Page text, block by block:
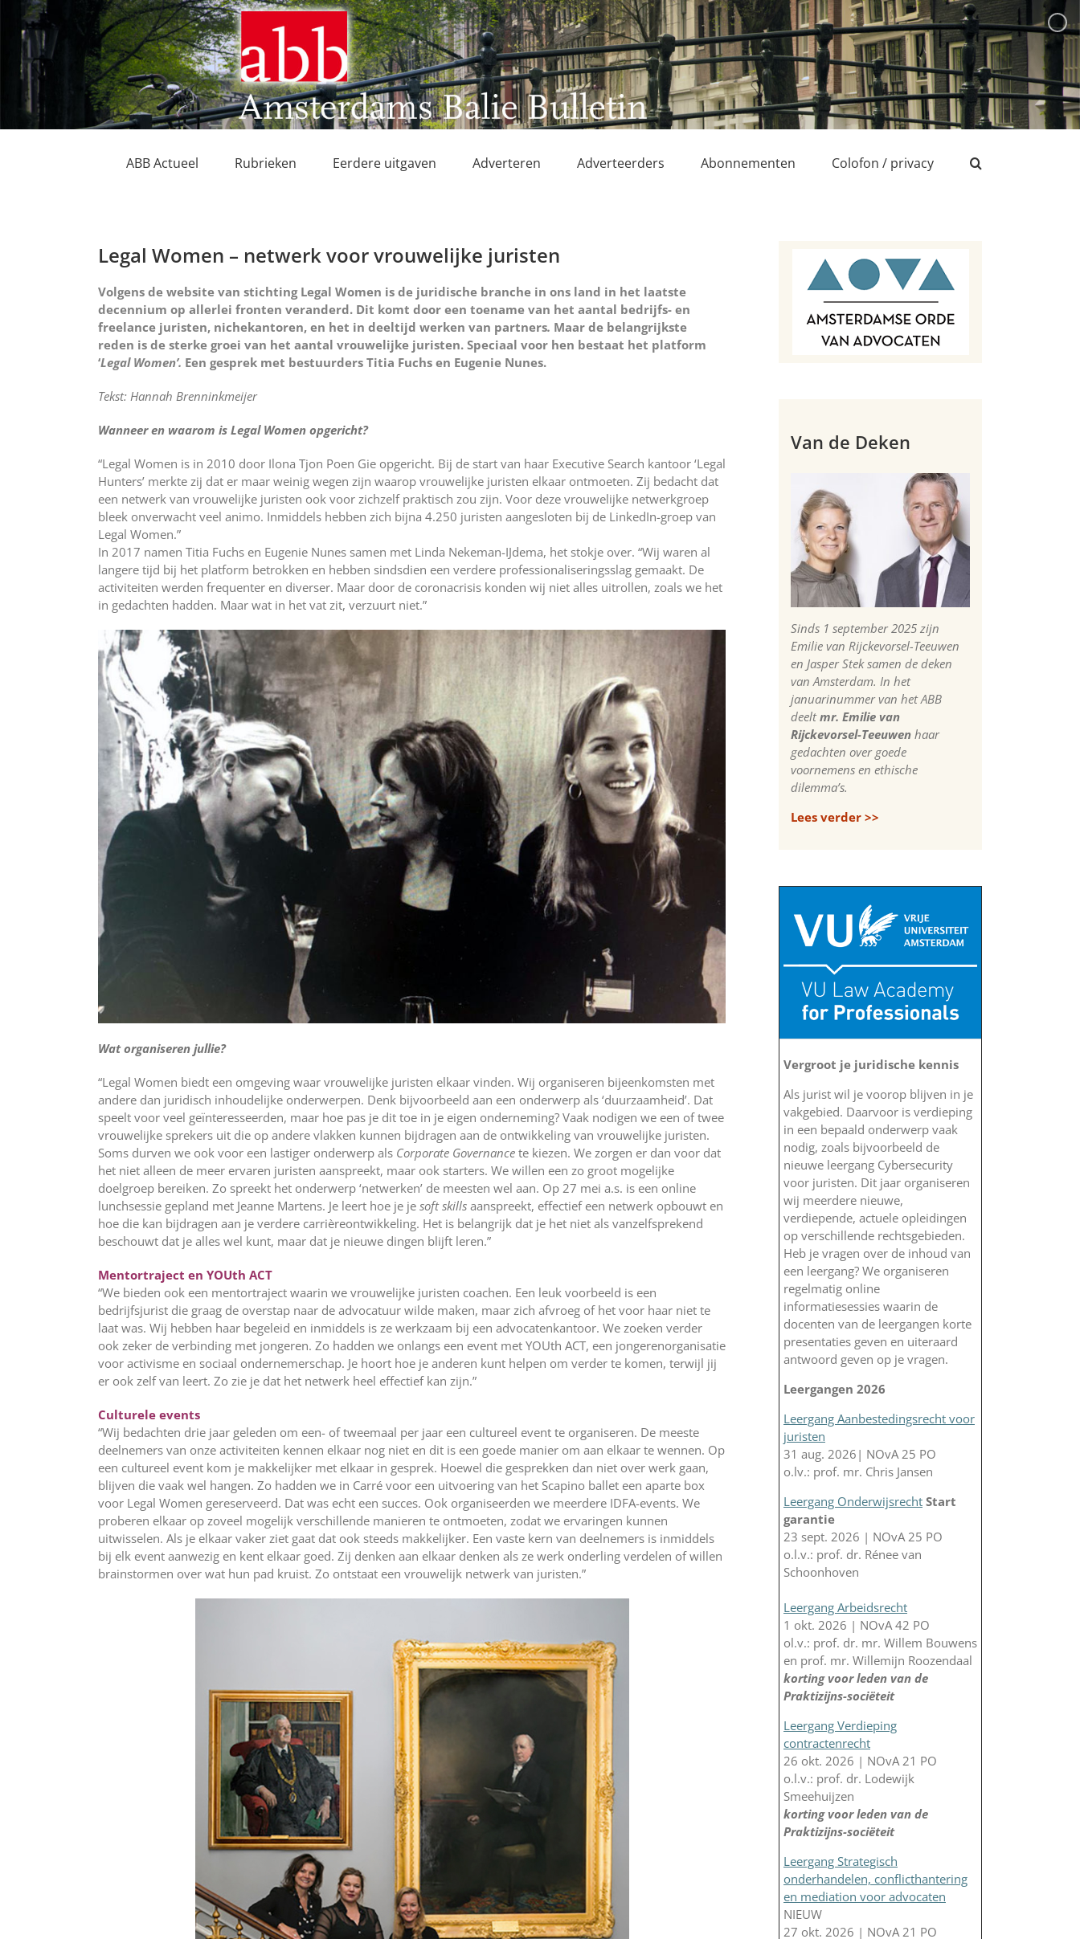
naar
inhoud
ABB Actueel Rubrieken Eerdere uitgaven Adverteren Adverteerders Abonnementen Colofon / privacy
Legal Women – netwerk voor vrouwelijke juristen
Volgens de website van stichting Legal Women is de juridische branche in ons land in het laatste
decennium op allerlei fronten veranderd. Dit komt door een toename van het aantal bedrijfs- en
freelance juristen, nichekantoren, en het in deeltijd werken van partners. Maar de belangrijkste
reden is de sterke groei van het aantal vrouwelijke juristen. Speciaal voor hen bestaat het platform
‘Legal Women’. Een gesprek met bestuurders Titia Fuchs en Eugenie Nunes.
Tekst: Hannah Brenninkmeijer
Wanneer en waarom is Legal Women opgericht?
“Legal Women is in 2010 door Ilona Tjon Poen Gie opgericht. Bij de start van haar Executive Search kantoor ‘Legal
Hunters’ merkte zij dat er maar weinig wegen zijn waarop vrouwelijke juristen elkaar ontmoeten. Zij bedacht dat
een netwerk van vrouwelijke juristen ook voor zichzelf praktisch zou zijn. Voor deze vrouwelijke netwerkgroep
bleek onverwacht veel animo. Inmiddels hebben zich bijna 4.250 juristen aangesloten bij de LinkedIn-groep van
Legal Women.”
In 2017 namen Titia Fuchs en Eugenie Nunes samen met Linda Nekeman-IJdema, het stokje over. “Wij waren al
langere tijd bij het platform betrokken en hebben sindsdien een verdere professionaliseringsslag gemaakt. De
activiteiten werden frequenter en diverser. Maar door de coronacrisis konden wij niet alles uitrollen, zoals we het
in gedachten hadden. Maar wat in het vat zit, verzuurt niet.”
Wat organiseren jullie?
“Legal Women biedt een omgeving waar vrouwelijke juristen elkaar vinden. Wij organiseren bijeenkomsten met
andere dan juridisch inhoudelijke onderwerpen. Denk bijvoorbeeld aan een onderwerp als ‘duurzaamheid’. Dat
speelt voor veel geïnteresseerden, maar hoe pas je dit toe in je eigen onderneming? Vaak nodigen we een of twee
vrouwelijke sprekers uit die op andere vlakken kunnen bijdragen aan de ontwikkeling van vrouwelijke juristen.
Soms durven we ook voor een lastiger onderwerp als Corporate Governancete kiezen. We zorgen er dan voor dat
het niet alleen de meer ervaren juristen aanspreekt, maar ook starters. We willen een zo groot mogelijke
doelgroep bereiken. Zo spreekt het onderwerp ‘netwerken’ de meesten wel aan. Op 27 mei a.s. is een online
lunchsessie gepland met Jeanne Martens. Je leert hoe je je soft skillsaanspreekt, effectief een netwerk opbouwt en
hoe die kan bijdragen aan je verdere carrièreontwikkeling. Het is belangrijk dat je het niet als vanzelfsprekend
beschouwt dat je alles wel kunt, maar dat je nieuwe dingen blijft leren.”
Mentortraject en YOUth ACT
“We bieden ook een mentortraject waarin we vrouwelijke juristen coachen. Een leuk voorbeeld is een
bedrijfsjurist die graag de overstap naar de advocatuur wilde maken, maar zich afvroeg of het voor haar niet te
laat was. Wij hebben haar begeleid en inmiddels is ze werkzaam bij een advocatenkantoor. We zoeken verder
ook zeker de verbinding met jongeren. Zo hadden we onlangs een event met YOUth ACT, een jongerenorganisatie
voor activisme en sociaal ondernemerschap. Je hoort hoe je anderen kunt helpen om verder te komen, terwijl jij
er ook zelf van leert. Zo zie je dat het netwerk heel effectief kan zijn.”
Culturele events
“Wij bedachten drie jaar geleden om een- of tweemaal per jaar een cultureel event te organiseren. De meeste
deelnemers van onze activiteiten kennen elkaar nog niet en dit is een goede manier om aan elkaar te wennen. Op
een cultureel event kom je makkelijker met elkaar in gesprek. Hoewel die gesprekken dan niet over werk gaan,
blijven die vaak wel hangen. Zo hadden we in Carré voor een uitvoering van het Scapino ballet een aparte box
voor Legal Women gereserveerd. Dat was echt een succes. Ook organiseerden we meerdere IDFA-events. We
proberen elkaar op zoveel mogelijk verschillende manieren te ontmoeten, zodat we ervaringen kunnen
uitwisselen. Als je elkaar vaker ziet gaat dat ook steeds makkelijker. Een vaste kern van deelnemers is inmiddels
bij elk event aanwezig en kent elkaar goed. Zij denken aan elkaar denken als ze werk onderling verdelen of willen
brainstormen over wat hun pad kruist. Zo ontstaat een vrouwelijk netwerk van juristen.”
Van de Deken
Sinds 1 september 2025 zijn
Emilie van Rijckevorsel-Teeuwen
en Jasper Stek samen de deken
van Amsterdam. In het
januarinummer van het ABB
deeltmr. Emilie van
Rijckevorsel-Teeuwen haar
gedachten over goede
voornemens en ethische
dilemma’s.
Lees verder >>
Vergroot je juridische kennis
Als jurist wil je voorop blijven in je
vakgebied. Daarvoor is verdieping
in een bepaald onderwerp vaak
nodig, zoals bijvoorbeeld de
nieuwe leergang Cybersecurity
voor juristen. Dit jaar organiseren
wij meerdere nieuwe,
verdiepende, actuele opleidingen
op verschillende rechtsgebieden.
Heb je vragen over de inhoud van
een leergang? We organiseren
regelmatig online
informatiesessies waarin de
docenten van de leergangen korte
presentaties geven en uiteraard
antwoord geven op je vragen.
Leergangen 2026
Leergang Aanbestedingsrecht voor
juristen
31 aug. 2026| NOvA 25 PO
o.lv.: prof. mr. Chris Jansen
Leergang Onderwijsrecht Start
garantie
23 sept. 2026 | NOvA 25 PO
o.l.v.: prof. dr. Rénee van
Schoonhoven
Leergang Arbeidsrecht
1 okt. 2026 | NOvA 42 PO
ol.v.: prof. dr. mr. Willem Bouwens
en prof. mr. Willemijn Roozendaal
korting voor leden van de
Praktizijns-sociëteit
Leergang Verdieping
contractenrecht
26 okt. 2026 | NOvA 21 PO
o.l.v.: prof. dr. Lodewijk
Smeehuijzen
korting voor leden van de
Praktizijns-sociëteit
Leergang Strategisch
onderhandelen, conflicthantering
en mediation voor advocaten
NIEUW
27 okt. 2026 | NOvA 21 PO